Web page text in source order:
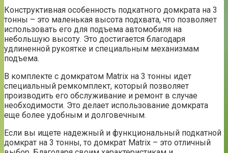
Конструктивная особенность подкатного домкрата на 3
тонны – это маленькая высота подхвата, что позволяет
использовать его для подъема автомобиля на
небольшую высоту. Это достигается благодаря
удлиненной рукоятке и специальным механизмам
подъема.
В комплекте с домкратом Matrix на 3 тонны идет
специальный ремкомплект, который позволяет
производить его обслуживание и ремонт в случае
необходимости. Это делает использование домкрата
еще более удобным и долговечным.
Если вы ищете надежный и функциональный подкатной
домкрат на 3 тонны, то домкрат Matrix – это отличный